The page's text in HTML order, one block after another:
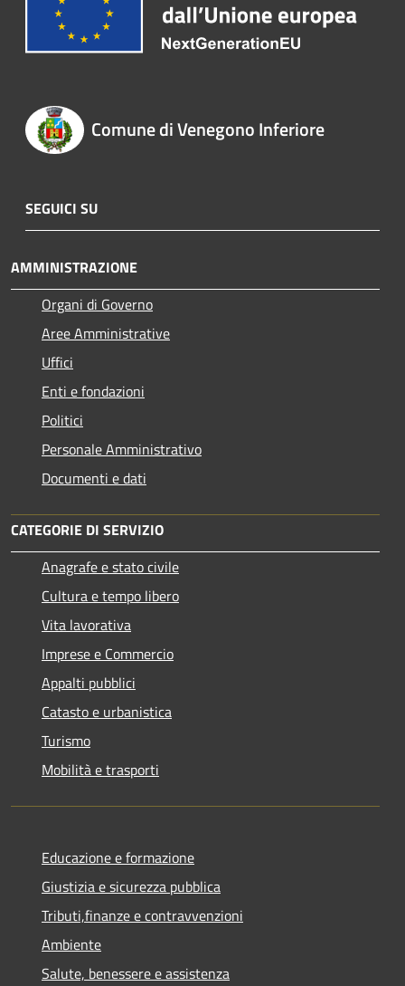
Comune di Venegono Inferiore
SEGUICI SU
AMMINISTRAZIONE
Organi di Governo
Aree Amministrative
Uffici
Enti e fondazioni
Politici
Personale Amministrativo
Documenti e dati
CATEGORIE DI SERVIZIO
Anagrafe e stato civile
Cultura e tempo libero
Vita lavorativa
Imprese e Commercio
Appalti pubblici
Catasto e urbanistica
Turismo
Mobilità e trasporti
Educazione e formazione
Giustizia e sicurezza pubblica
Tributi,finanze e contravvenzioni
Ambiente
Salute, benessere e assistenza